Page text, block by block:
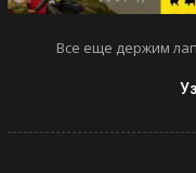
Все еще держим